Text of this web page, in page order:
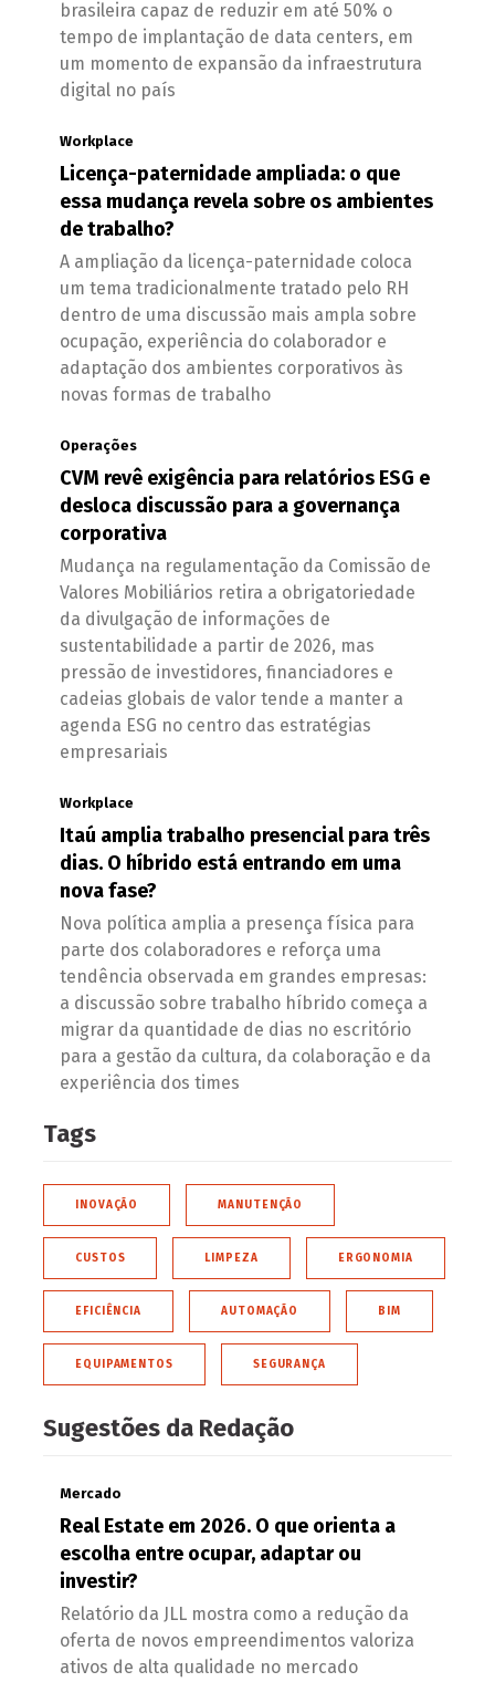
brasileira capaz de reduzir em até 50% o
tempo de implantação de data centers, em
um momento de expansão da infraestrutura
digital no país
Workplace
Licença-paternidade ampliada: o que
essa mudança revela sobre os ambientes
de trabalho?
A ampliação da licença-paternidade coloca
um tema tradicionalmente tratado pelo RH
dentro de uma discussão mais ampla sobre
ocupação, experiência do colaborador e
adaptação dos ambientes corporativos às
novas formas de trabalho
Operações
CVM revê exigência para relatórios ESG e
desloca discussão para a governança
corporativa
Mudança na regulamentação da Comissão de
Valores Mobiliários retira a obrigatoriedade
da divulgação de informações de
sustentabilidade a partir de 2026, mas
pressão de investidores, financiadores e
cadeias globais de valor tende a manter a
agenda ESG no centro das estratégias
empresariais
Workplace
Itaú amplia trabalho presencial para três
dias. O híbrido está entrando em uma
nova fase?
Nova política amplia a presença física para
parte dos colaboradores e reforça uma
tendência observada em grandes empresas:
a discussão sobre trabalho híbrido começa a
migrar da quantidade de dias no escritório
para a gestão da cultura, da colaboração e da
experiência dos times
Tags
INOVAÇÃO MANUTENÇÃO
CUSTOS LIMPEZA ERGONOMIA
EFICIÊNCIA AUTOMAÇÃO BIM
EQUIPAMENTOS SEGURANÇA
Sugestões da Redação
Mercado
Real Estate em 2026. O que orienta a
escolha entre ocupar, adaptar ou
investir?
Relatório da JLL mostra como a redução da
oferta de novos empreendimentos valoriza
ativos de alta qualidade no mercado